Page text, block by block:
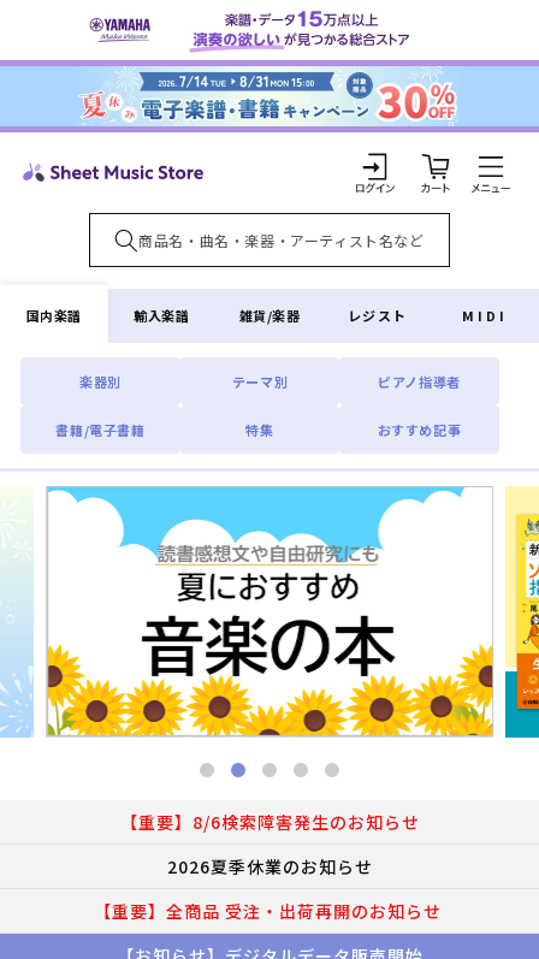
ンツに
ロ
グ
イ
ン
カ
ー
ト
国内楽譜
楽器別 テーマ別 ピアノ指導者
書籍/電子書籍 特集 おすすめ記事
輸入楽譜 雑貨/楽器 レジスト MIDI
【重要】8/6検索障害発生のお知らせ
2026夏季休業のお知らせ
【重要】全商品 受注・出荷再開のお知らせ